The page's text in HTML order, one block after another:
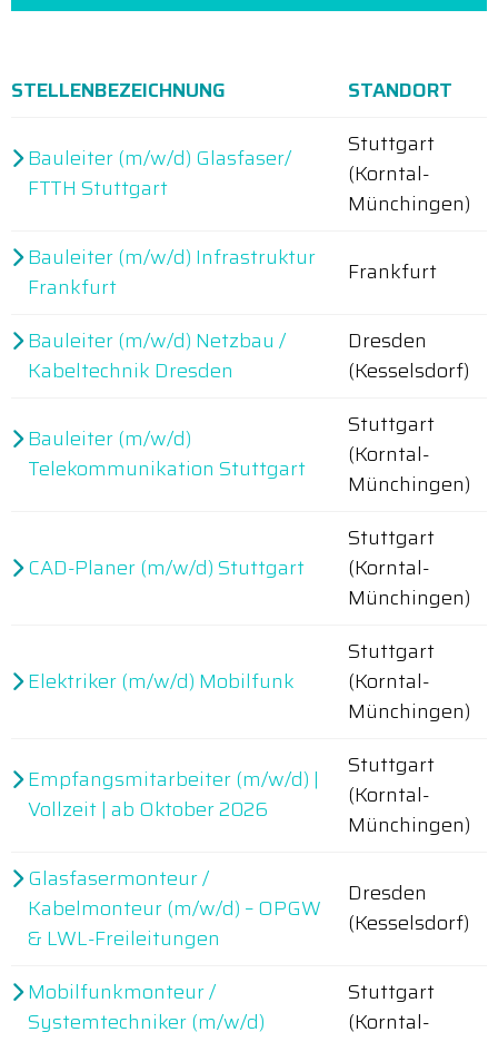
STELLENBEZEICHNUNG STANDORT
Bauleiter (m/w/d) Glasfaser/
FTTH Stuttgart
Stuttgart
(Korntal-
Münchingen)
Bauleiter (m/w/d) Infrastruktur
Frankfurt
Frankfurt
Bauleiter (m/w/d) Netzbau /
Kabeltechnik Dresden
Dresden
(Kesselsdorf)
Bauleiter (m/w/d)
Telekommunikation Stuttgart
Stuttgart
(Korntal-
Münchingen)
CAD-Planer (m/w/d) Stuttgart
Stuttgart
(Korntal-
Münchingen)
Elektriker (m/w/d) Mobilfunk
Stuttgart
(Korntal-
Münchingen)
Empfangsmitarbeiter (m/w/d) |
Vollzeit | ab Oktober 2026
Stuttgart
(Korntal-
Münchingen)
Glasfasermonteur /
Kabelmonteur (m/w/d) – OPGW
& LWL-Freileitungen
Dresden
(Kesselsdorf)
Mobilfunkmonteur /
Systemtechniker (m/w/d)
Stuttgart
(Korntal-